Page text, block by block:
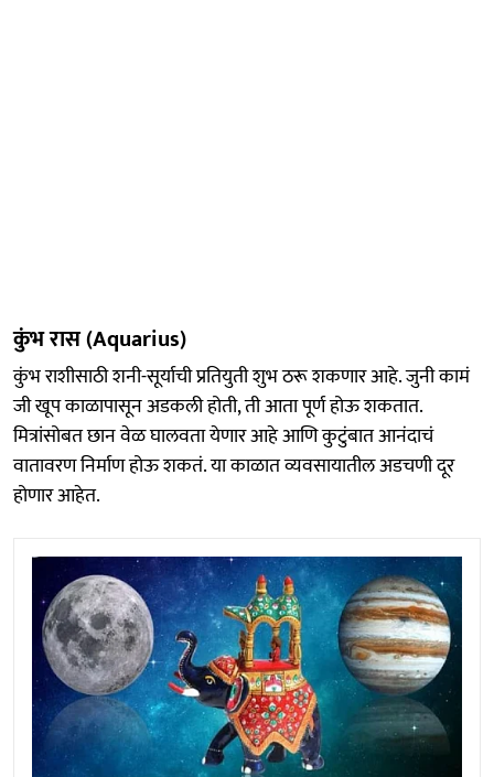
कुंभ रास (Aquarius)
कुंभ राशीसाठी शनी-सूर्याची प्रतियुती शुभ ठरू शकणार आहे. जुनी कामं
जी खूप काळापासून अडकली होती, ती आता पूर्ण होऊ शकतात.
मित्रांसोबत छान वेळ घालवता येणार आहे आणि कुटुंबात आनंदाचं
वातावरण निर्माण होऊ शकतं. या काळात व्यवसायातील अडचणी दूर
होणार आहेत.